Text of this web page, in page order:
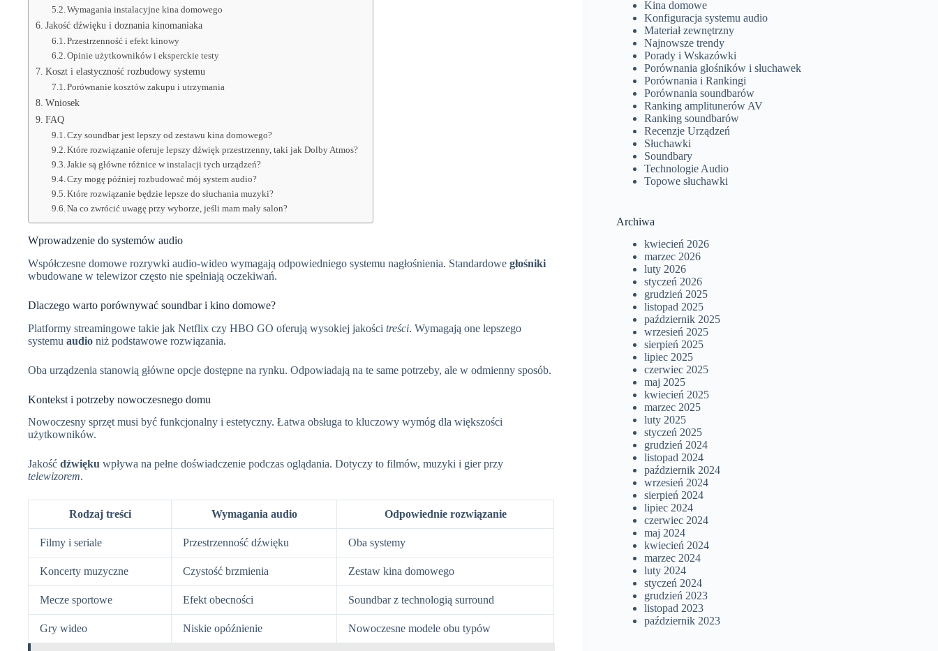
Wymagania instalacyjne kina domowego
Jakość dźwięku i doznania kinomaniaka
Przestrzenność i efekt kinowy
Opinie użytkowników i eksperckie testy
Koszt i elastyczność rozbudowy systemu
Porównanie kosztów zakupu i utrzymania
Wniosek
FAQ
Czy soundbar jest lepszy od zestawu kina domowego?
Które rozwiązanie oferuje lepszy dźwięk przestrzenny, taki jak Dolby Atmos?
Jakie są główne różnice w instalacji tych urządzeń?
Czy mogę później rozbudować mój system audio?
Które rozwiązanie będzie lepsze do słuchania muzyki?
Na co zwrócić uwagę przy wyborze, jeśli mam mały salon?
Wprowadzenie do systemów audio
Współczesne domowe rozrywki audio-wideo wymagają odpowiedniego systemu nagłośnienia. Standardowe głośniki
wbudowane w telewizor często nie spełniają oczekiwań.
Dlaczego warto porównywać soundbar i kino domowe?
Platformy streamingowe takie jak Netflix czy HBO GO oferują wysokiej jakości treści. Wymagają one lepszego
systemu audio niż podstawowe rozwiązania.
Oba urządzenia stanowią główne opcje dostępne na rynku. Odpowiadają na te same potrzeby, ale w odmienny sposób.
Kontekst i potrzeby nowoczesnego domu
Nowoczesny sprzęt musi być funkcjonalny i estetyczny. Łatwa obsługa to kluczowy wymóg dla większości
użytkowników.
Jakość dźwięku wpływa na pełne doświadczenie podczas oglądania. Dotyczy to filmów, muzyki i gier przy
telewizorem.
Rodzaj treści Wymagania audio Odpowiednie rozwiązanie
Filmy i seriale Przestrzenność dźwięku Oba systemy
Koncerty muzyczne Czystość brzmienia Zestaw kina domowego
Mecze sportowe Efekt obecności Soundbar z technologią surround
Gry wideo Niskie opóźnienie Nowoczesne modele obu typów
Kina domowe
Konfiguracja systemu audio
Materiał zewnętrzny
Najnowsze trendy
Porady i Wskazówki
Porównania głośników i słuchawek
Porównania i Rankingi
Porównania soundbarów
Ranking amplitunerów AV
Ranking soundbarów
Recenzje Urządzeń
Słuchawki
Soundbary
Technologie Audio
Topowe słuchawki
Archiwa
kwiecień 2026
marzec 2026
luty 2026
styczeń 2026
grudzień 2025
listopad 2025
październik 2025
wrzesień 2025
sierpień 2025
lipiec 2025
czerwiec 2025
maj 2025
kwiecień 2025
marzec 2025
luty 2025
styczeń 2025
grudzień 2024
listopad 2024
październik 2024
wrzesień 2024
sierpień 2024
lipiec 2024
czerwiec 2024
maj 2024
kwiecień 2024
marzec 2024
luty 2024
styczeń 2024
grudzień 2023
listopad 2023
październik 2023